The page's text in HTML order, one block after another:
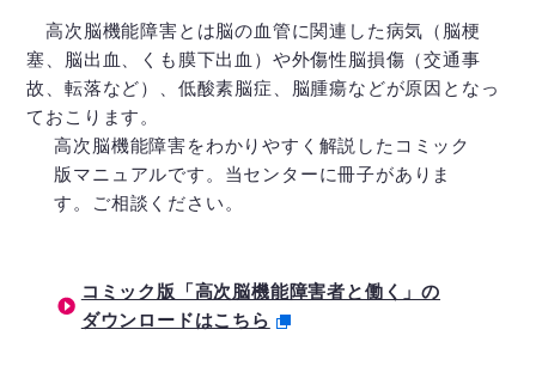
高次脳機能障害とは脳の血管に関連した病気（脳梗
塞、脳出血、くも膜下出血）や外傷性脳損傷（交通事
故、転落など）、低酸素脳症、脳腫瘍などが原因となっ
ておこります。
高次脳機能障害をわかりやすく解説したコミック
版マニュアルです。当センターに冊子がありま
す。ご相談ください。
コミック版「高次脳機能障害者と働く」の
ダウンロードはこちら